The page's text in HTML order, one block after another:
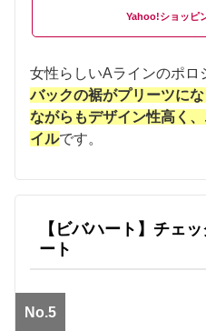
Yahoo!ショッピ
女性らしいAラインのポロ
バックの裾がプリーツに
ながらもデザイン性高く
イルです。
【ビバハート】チェ
ート
No.5